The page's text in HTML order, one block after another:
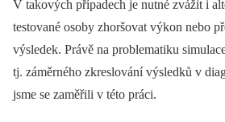
V takových případech je nutné zvážit i
testované osoby zhoršovat výkon nebo
výsledek. Právě na problematiku
tj. záměrného zkreslování výsledků v
jsme se zaměřili v této práci.